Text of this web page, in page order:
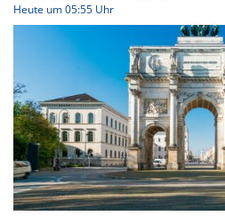
Heute um 05:55 Uhr